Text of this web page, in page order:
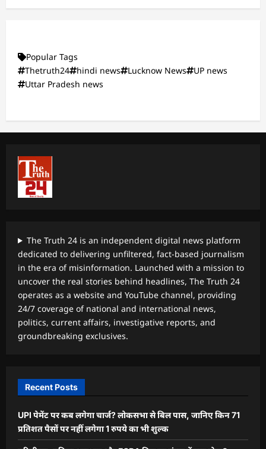
Popular Tags
Thetruth24
hindi news Lucknow News
UP news
Uttar Pradesh news
The Truth 24 is an independent digital news platform
dedicated to delivering unfiltered, fact-based journalism
in the era of misinformation. Launched with a mission to
uncover the real stories behind headlines, The Truth 24
operates as a website and YouTube channel, providing
24/7 coverage of national and international news,
politics, current affairs, investigative reports, and
groundbreaking exclusives.
Recent Posts
UPI पेमेंट पर कब लगेगा चार्ज? लोकसभा से बिल पास, जानिए किन 71
प्रतिशत पैसों पर नहीं लगेगा 1 रुपये का भी शुल्क